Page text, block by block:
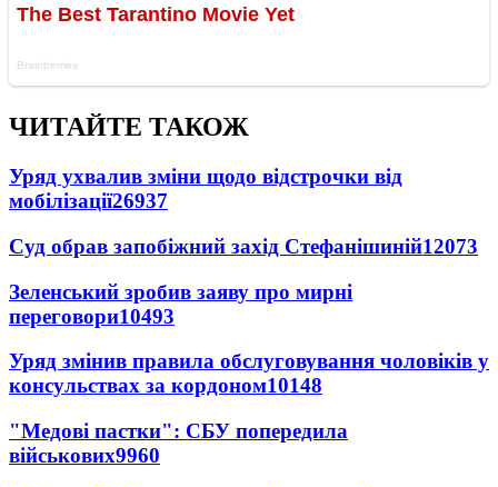
ЧИТАЙТЕ ТАКОЖ
Уряд ухвалив зміни щодо відстрочки від
мобілізації26937
Суд обрав запобіжний захід Стефанішиній12073
Зеленський зробив заяву про мирні
переговори10493
Уряд змінив правила обслуговування чоловіків у
консульствах за кордоном10148
"Медові пастки": СБУ попередила
військових9960